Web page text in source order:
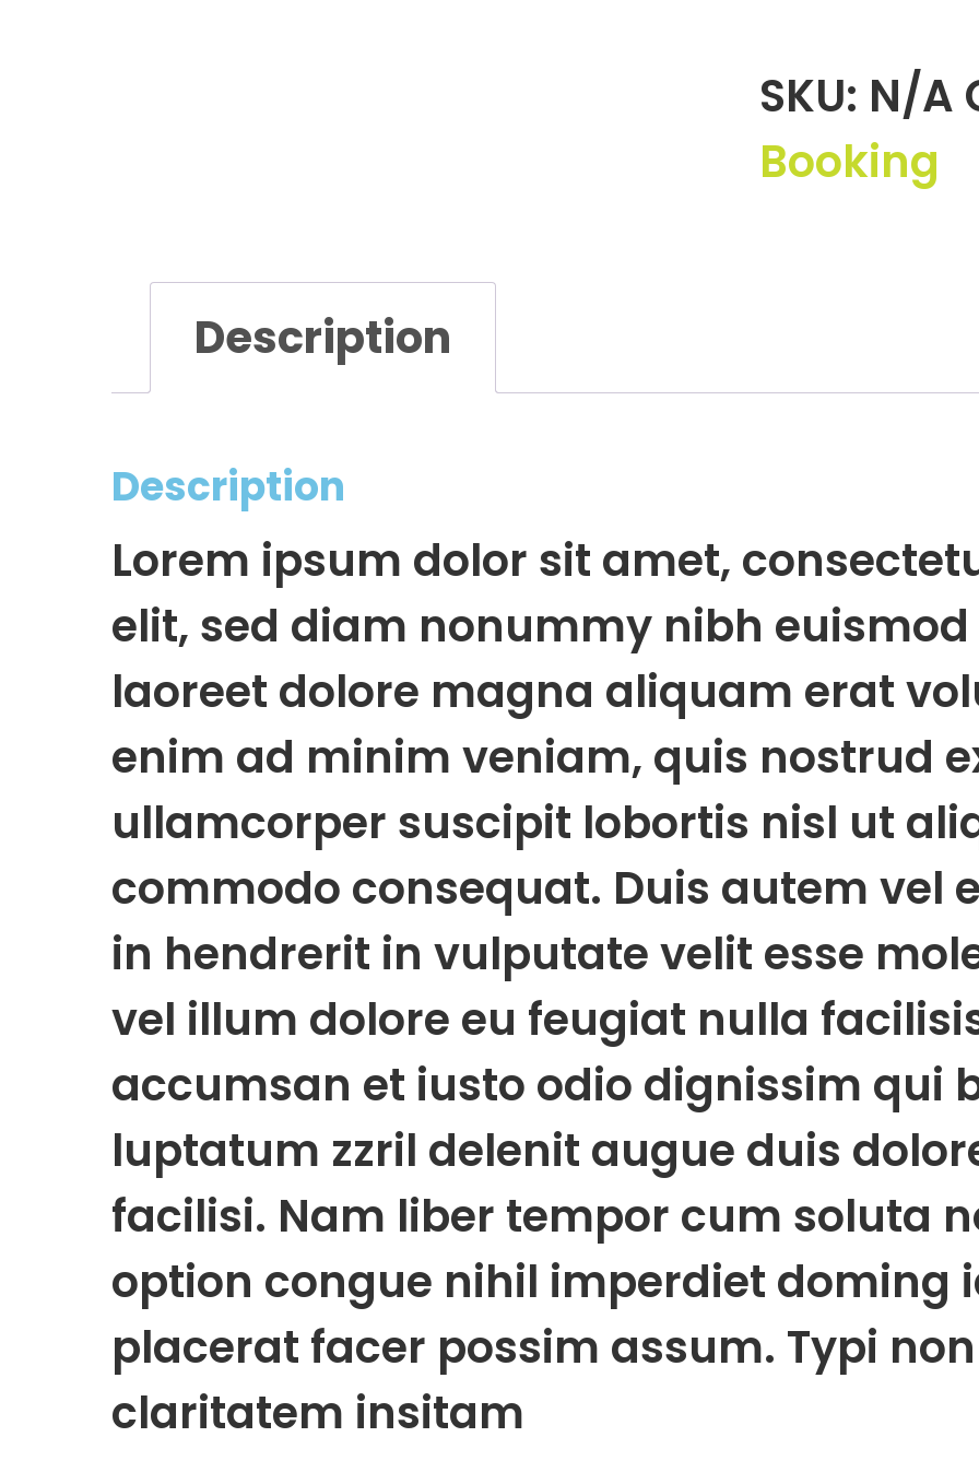
SKU: N/A
Booking
Description
Description
Lorem ipsum dolor sit amet,
elit, sed diam nonummy nibh
laoreet dolore magna aliquam erat
enim ad minim veniam, quis nostrud
ullamcorper suscipit lobortis nisl ut
commodo consequat. Duis autem vel
in hendrerit in vulputate velit esse
vel illum dolore eu feugiat nulla
accumsan et iusto odio dignissim qui
luptatum zzril delenit augue duis
facilisi. Nam liber tempor cum soluta
option congue nihil imperdiet doming
placerat facer possim assum. Typi
claritatem insitam